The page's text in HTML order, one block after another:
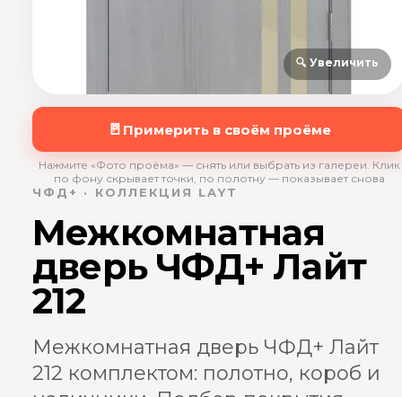
🔍 Увеличить
🚪 Примерить в своём проёме
Нажмите «Фото проёма» — снять или выбрать из галереи. Клик
по фону скрывает точки, по полотну — показывает снова
ЧФД+ · КОЛЛЕКЦИЯ LAYT
Межкомнатная
дверь ЧФД+ Лайт
212
Межкомнатная дверь ЧФД+ Лайт
212 комплектом: полотно, короб и